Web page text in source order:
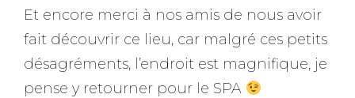
Et encore merci à nos amis de nous avoir
fait découvrir ce lieu, car malgré ces petits
désagréments, l’endroit est magnifique, je
pense y retourner pour le SPA